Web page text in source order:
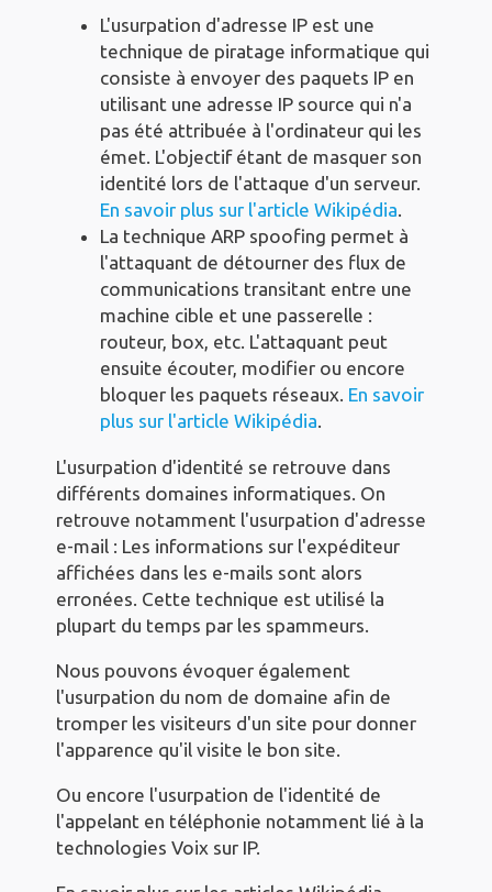
L'usurpation d'adresse IP est une
technique de piratage informatique qui
consiste à envoyer des paquets IP en
utilisant une adresse IP source qui n'a
pas été attribuée à l'ordinateur qui les
émet. L'objectif étant de masquer son
identité lors de l'attaque d'un serveur.
En savoir plus sur l'article Wikipédia.
La technique ARP spoofing permet à
l'attaquant de détourner des flux de
communications transitant entre une
machine cible et une passerelle :
routeur, box, etc. L'attaquant peut
ensuite écouter, modifier ou encore
bloquer les paquets réseaux. En savoir
plus sur l'article Wikipédia.
L'usurpation d'identité se retrouve dans
différents domaines informatiques. On
retrouve notamment l'usurpation d'adresse
e-mail : Les informations sur l'expéditeur
affichées dans les e-mails sont alors
erronées. Cette technique est utilisé la
plupart du temps par les spammeurs.
Nous pouvons évoquer également
l'usurpation du nom de domaine afin de
tromper les visiteurs d'un site pour donner
l'apparence qu'il visite le bon site.
Ou encore l'usurpation de l'identité de
l'appelant en téléphonie notamment lié à la
technologies Voix sur IP.